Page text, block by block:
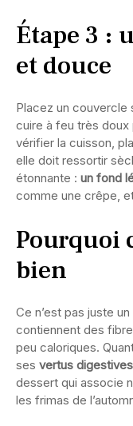
Étape 3 :
et douce
Placez un couvercle
cuire à feu très doux
vérifier la cuisson,
elle doit ressortir
étonnante : un fond
comme une crêpe,
Pourquoi
bien
Ce n’est pas juste
contiennent des
peu caloriques.
ses vertus
dessert qui associe
les frimas de